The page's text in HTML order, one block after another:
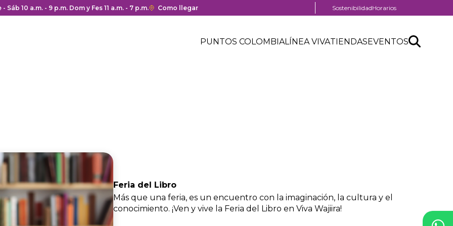
cierre del centro comercial.
Sáb 10 a.m. - 9 p.m. Dom y Fes 11 a.m. - 7 p.m.Enlace
Como llegar
Menú
SostenibilidadHorarios
Header
Menú
PUNTOS COLOMBIALÍNEA VIVATIENDASEVENTOSSearch
Buscar
Feria del Libro
Más que una feria, es un encuentro con la imaginación, la cultura y el
conocimiento. ¡Ven y vive la Feria del Libro en Viva Wajiira!